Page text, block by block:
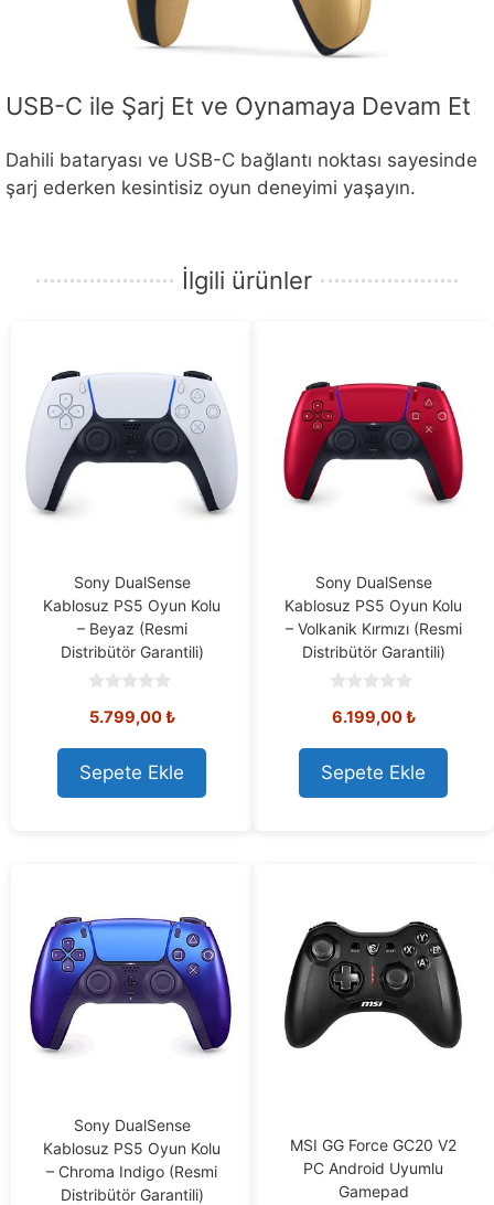
USB-C ile Şarj Et ve Oynamaya Devam Et
Dahili bataryası ve USB-C bağlantı noktası sayesinde
şarj ederken kesintisiz oyun deneyimi yaşayın.
İlgili ürünler
Sony DualSense
Kablosuz PS5 Oyun Kolu
– Beyaz (Resmi
Distribütör Garantili)
o
t
o
f
5
5.799,00₺
Sepete Ekle
Sony DualSense
Kablosuz PS5 Oyun Kolu
– Volkanik Kırmızı (Resmi
Distribütör Garantili)
o
t
o
f
5
6.199,00₺
Sepete Ekle
Sony DualSense
Kablosuz PS5 Oyun Kolu
– Chroma Indigo (Resmi
Distribütör Garantili)
MSI GG Force GC20 V2
PC Android Uyumlu
Gamepad